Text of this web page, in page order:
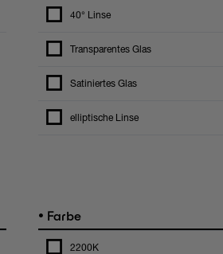
40° Linse
Transparentes Glas
Satiniertes Glas
elliptische Linse
• Farbe
2200K